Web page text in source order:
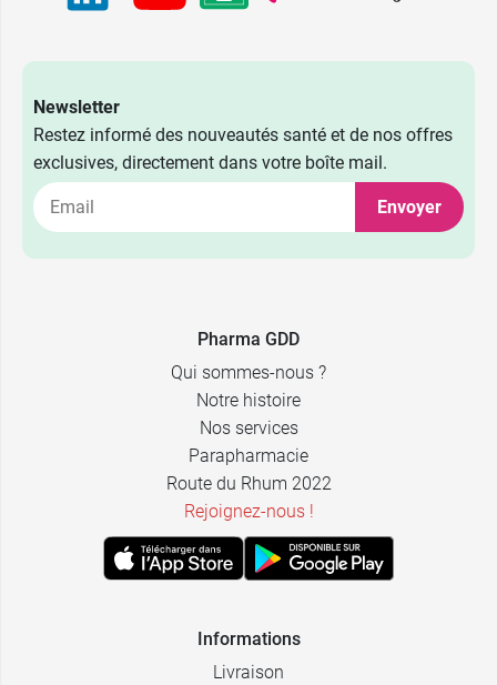
Monoï
Noix de coco 4,99 €
Newsletter
Restez informé des nouveautés santé et de nos offres
exclusives, directement dans votre boîte mail.
Envoyer
Pharma GDD
Qui sommes-nous ?
Notre histoire
Nos services
Parapharmacie
Route du Rhum 2022
Rejoignez-nous !
Informations
Livraison